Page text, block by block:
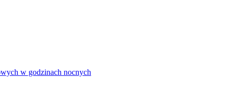
w godzinach nocnych